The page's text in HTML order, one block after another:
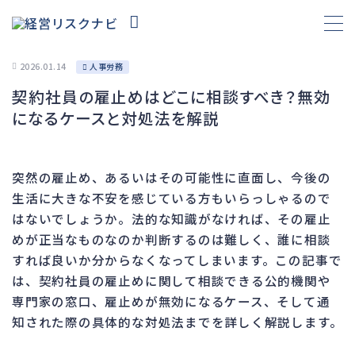
財務 666
資金繰り 191
資産売却 185
法務
差押・強制執行 226
法令違反・行政処分 313
訴訟・不正 279
損害賠償・知的財産 271
2026.01.14 人事労務
契約社員の雇止めはどこに相談すべき？無効
になるケースと対処法を解説
突然の雇止め、あるいはその可能性に直面し、今後の
生活に大きな不安を感じている方もいらっしゃるので
はないでしょうか。法的な知識がなければ、その雇止
めが正当なものなのか判断するのは難しく、誰に相談
すれば良いか分からなくなってしまいます。この記事で
は、契約社員の雇止めに関して相談できる公的機関や
専門家の窓口、雇止めが無効になるケース、そして通
知された際の具体的な対処法までを詳しく解説します。